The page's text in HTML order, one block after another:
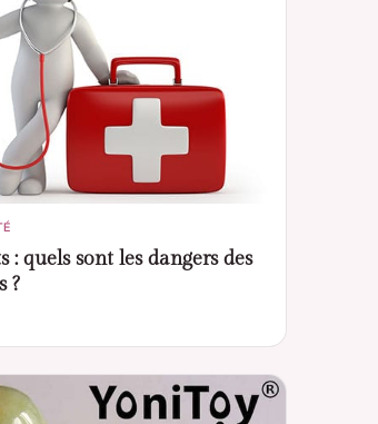
: quels sont les dangers des
?